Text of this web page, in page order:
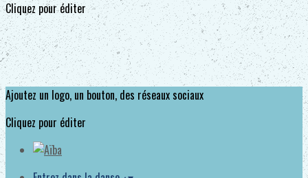
Cliquez pour éditer
Ajoutez un logo, un bouton, des réseaux sociaux
Cliquez pour éditer